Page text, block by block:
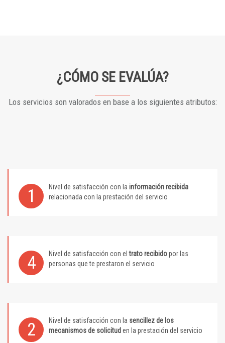
¿CÓMO SE EVALÚA?
Los servicios son valorados en base a los siguientes atributos:
1 Nivel de satisfacción con la información recibida
relacionada con la prestación del servicio
4 Nivel de satisfacción con eltrato recibidopor las
personas que te prestaron el servicio
2 Nivel de satisfacción con la sencillez de los
mecanismos de solicitud en la prestación del servicio